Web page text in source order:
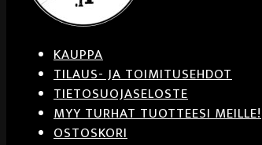
KAUPPA
TILAUS- JA TOIMITUSEHDOT
TIETOSUOJASELOSTE
MYY TURHAT TUOTTEESI MEILLE!
OSTOSKORI